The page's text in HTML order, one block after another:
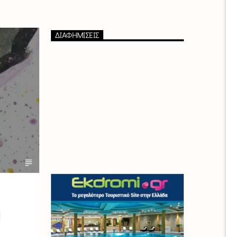
ΔΙΑΦΗΜΙΣΕΙΣ